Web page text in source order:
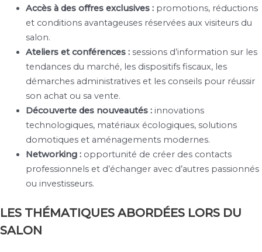
Accès à des offres exclusives :promotions, réductions
et conditions avantageuses réservées aux visiteurs du
salon.
Ateliers et conférences :sessions d’information sur les
tendances du marché, les dispositifs fiscaux, les
démarches administratives et les conseils pour réussir
son achat ou sa vente.
Découverte des nouveautés :innovations
technologiques, matériaux écologiques, solutions
domotiques et aménagements modernes.
Networking :opportunité de créer des contacts
professionnels et d’échanger avec d’autres passionnés
ou investisseurs.
LES THÉMATIQUES ABORDÉES LORS DU
SALON